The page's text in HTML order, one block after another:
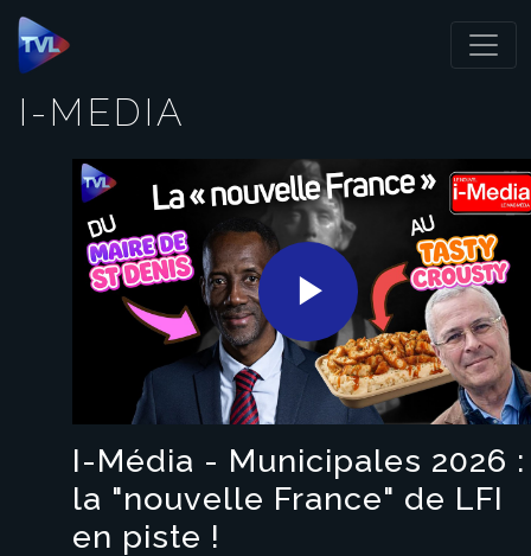
Panneau de gestion des cookies
I-MEDIA
Play
Video
I-Média - Municipales 2026 :
la "nouvelle France" de LFI
en piste !